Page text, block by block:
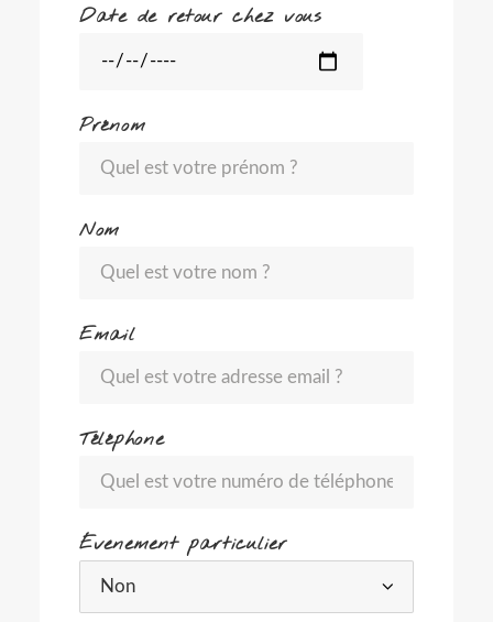
Date de retour chez vous
Prénom
Nom
Email
Téléphone
Évenement particulier